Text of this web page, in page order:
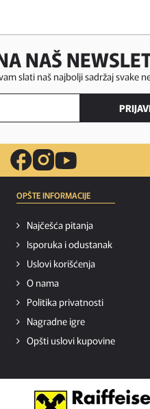
NAŠ
slati naš najbolji sadržaj svake
OPŠTE INFORMACIJE
Najčešća pitanja
Isporuka i odustanak
Uslovi korišćenja
O nama
Politika privatnosti
Nagradne igre
Opšti uslovi kupovine